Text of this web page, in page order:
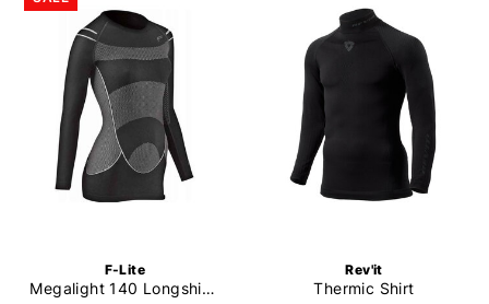
F-Lite
Megalight 140 Longshirt Ladies
Rev'it
Thermic Shirt